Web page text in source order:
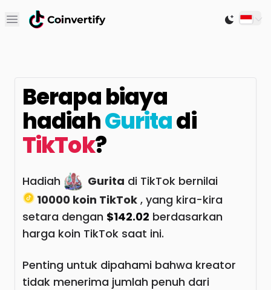
Open main menu Switch
Berapa biaya
hadiahGuritadi
TikTok?
Hadiah Gurita di TikTok bernilai
10000 koin TikTok , yang kira-kira
setara dengan $142.02 berdasarkan
harga koin TikTok saat ini.
Penting untuk dipahami bahwa kreator
tidak menerima jumlah penuh dari